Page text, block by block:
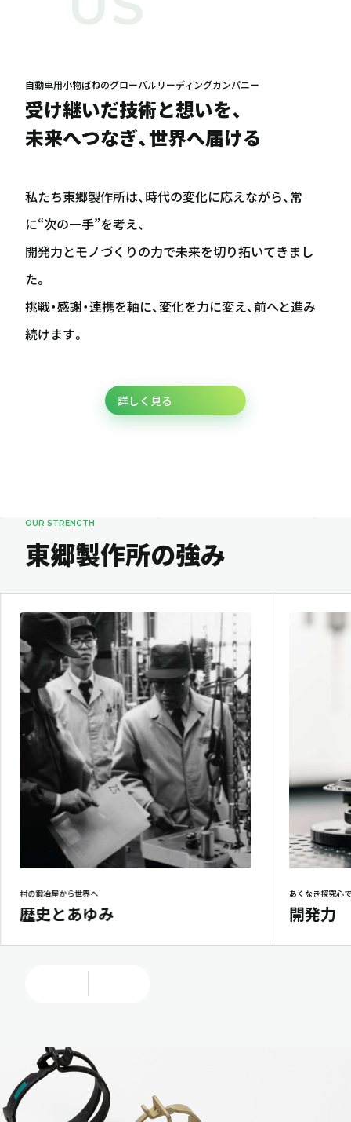
自動車用小物ばねのグローバルリーディングカンパニー
受け継いだ技術と想いを、
未来へつなぎ、世界へ届ける
私たち東郷製作所は、時代の変化に応えながら、常
に“次の一手”を考え、
開発力とモノづくりの力で未来を切り拓いてきまし
た。
挑戦・感謝・連携を軸に、変化を力に変え、前へと進み
続けます。
詳しく見る
東郷製作所の強み
村の鍛冶屋から世界へ
歴史とあゆみ
あくなき探究心
開発力